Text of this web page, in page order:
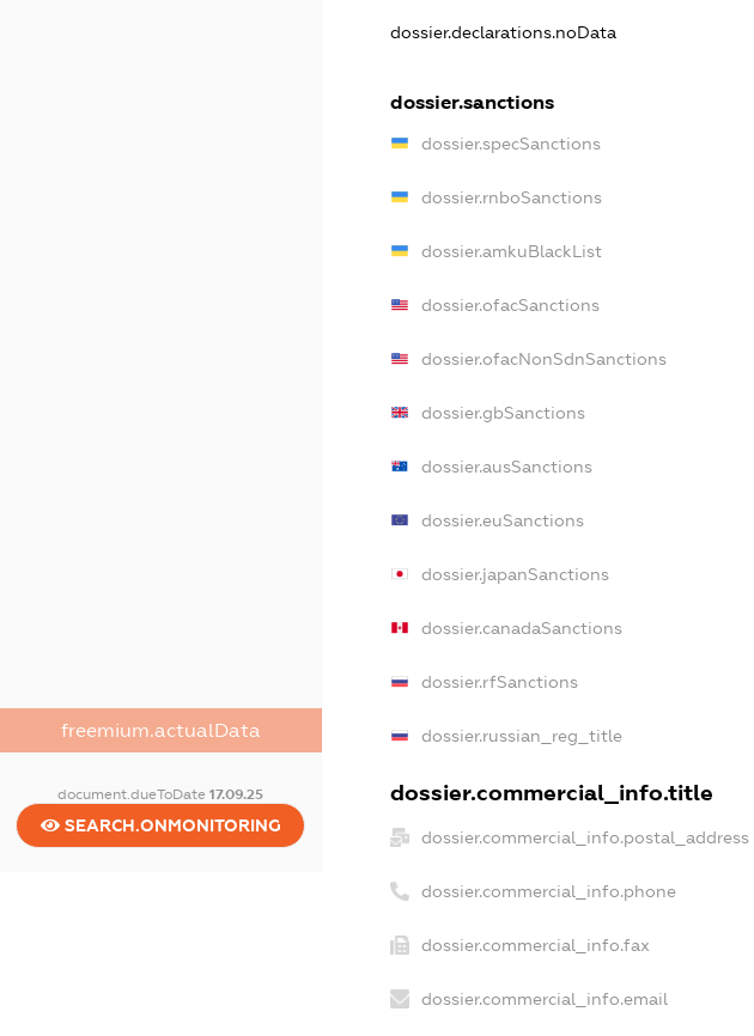
freemium.actualData
document.dueToDate17.09.25
SEARCH.ONMONITORING
dossier.declarations.noData
dossier.sanctions
dossier.specSanctions
dossier.rnboSanctions
dossier.amkuBlackList
dossier.ofacSanctions
dossier.ofacNonSdnSanctions
dossier.gbSanctions
dossier.ausSanctions
dossier.euSanctions
dossier.japanSanctions
dossier.canadaSanctions
dossier.rfSanctions
dossier.russian_reg_title
dossier.commercial_info.title
dossier.commercial_info.postal_address
dossier.commercial_info.phone
dossier.commercial_info.fax
dossier.commercial_info.email